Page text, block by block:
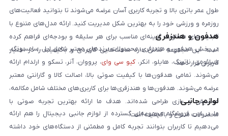
طول عمر باتری بالا و تجربه کاربری آسان عرضه می‌شوند تا بتوانید فعالیت‌های
روزمره و ورزشی خود را به بهترین شکل مدیریت کنید. ارائه مدل‌های متنوع با
قابلیت‌های متفاوت، گزینه‌ای مناسب برای هر سلیقه و بودجه‌ای فراهم کرده
است. این مجموعه تلاش دارد ساعت‌هایی کاربردی و باکیفیت را در اختیار
کاربران قرار دهد.
هدفون و هندزفری
در بخش هدفون و هندزفری، محصولات برندهای معتبر شامل اپل، سامسونگ،
شیائومی، ناتینگ، هایلو، انکر، کیو سی وای، پرووان، آنر، تسکو و ارلدام ارائه
می‌شوند. تمامی هدفون‌ها با کیفیت صوتی بالا، اصالت کالا و گارانتی معتبر
عرضه می‌شوند. هدفون‌ها و هندزفری‌ها برای کاربری‌های مختلف شامل مکالمه،
موسیقی و بازی طراحی شده‌اند. هدف ما ارائه بهترین تجربه صوتی با
محصولات متنوع و باکیفیت است.
لوازم جانبی
ما در این فروشگاه مجموعه‌ای گسترده از لوازم جانبی دیجیتال را هم ارائه
می‌دهیم تا کاربران بتوانند تجربه کامل و مطمئنی از دستگاه‌های خود داشته